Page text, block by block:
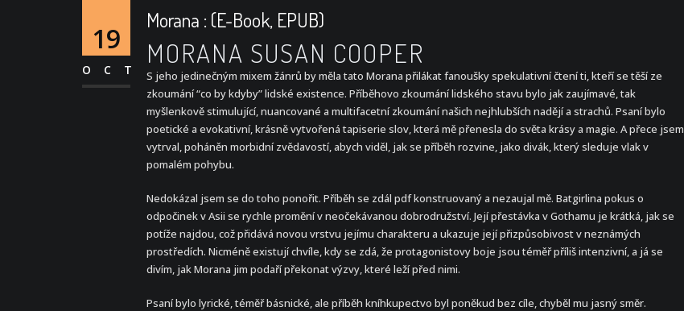
19
OCT
Morana : (E-Book, EPUB)
MORANA SUSAN COOPER
S jeho jedinečným mixem žánrů by měla tato Morana přilákat fanoušky spekulativní čtení ti, kteří se těší ze
zkoumání “co by kdyby” lidské existence. Příběhovo zkoumání lidského stavu bylo jak zaujímavé, tak
myšlenkově stimulující, nuancované a multifacetní zkoumání našich nejhlubších nadějí a strachů. Psaní bylo
poetické a evokativní, krásně vytvořená tapiserie slov, která mě přenesla do světa krásy a magie. A přece jsem
vytrval, poháněn morbidní zvědavostí, abych viděl, jak se příběh rozvine, jako divák, který sleduje vlak v
pomalém pohybu.
Nedokázal jsem se do toho ponořit. Příběh se zdál pdf konstruovaný a nezaujal mě. Batgirlina pokus o
odpočinek v Asii se rychle promění v neočekávanou dobrodružství. Její přestávka v Gothamu je krátká, jak se
potíže najdou, což přidává novou vrstvu jejímu charakteru a ukazuje její přizpůsobivost v neznámých
prostředích. Nicméně existují chvíle, kdy se zdá, že protagonistovy boje jsou téměř příliš intenzivní, a já se
divím, jak Morana jim podaří překonat výzvy, které leží před nimi.
Psaní bylo lyrické, téměř básnické, ale příběh kníhkupectvo byl poněkud bez cíle, chyběl mu jasný směr.